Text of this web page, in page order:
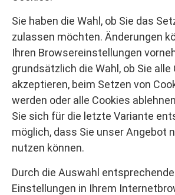
Sie haben die Wahl, ob Sie das
zulassen möchten. Änderungen
Ihren Browsereinstellungen
grundsätzlich die Wahl, ob Sie alle
akzeptieren, beim Setzen von
werden oder alle Cookies
Sie sich für die letzte Variante
möglich, dass Sie unser Angebot
nutzen können.
Durch die Auswahl
Einstellungen in Ihrem